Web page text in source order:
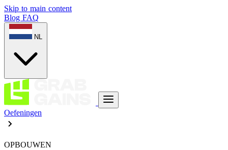
Skip to main content
Blog FAQ
NL
Oefeningen
OPBOUWEN